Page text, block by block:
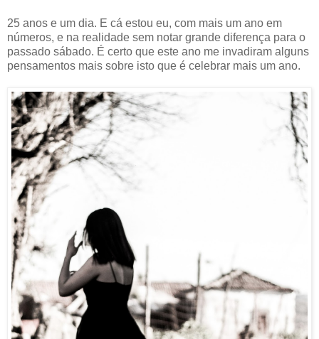
25 anos e um dia. E cá estou eu, com mais um ano em
números, e na realidade sem notar grande diferença para o
passado sábado. É certo que este ano me invadiram alguns
pensamentos mais sobre isto que é celebrar mais um ano.